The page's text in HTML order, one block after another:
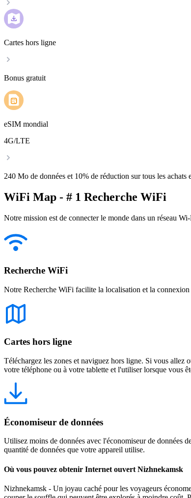
Cartes hors ligne
Bonus gratuit
eSIM mondial
4G/LTE
240 Mo de données et 10% de réduction sur tous les
WiFi Map - # 1 Recherche WiFi
Notre mission est de connecter le monde dans un réseau
Recherche WiFi
Notre Recherche WiFi facilite la localisation et la
Cartes hors ligne
Téléchargez les zones et naviguez hors ligne. Si vous allez
votre téléphone ou à votre tablette et l'utiliser lorsque vous
Économiseur de données
Utilisez moins de données avec l'économiseur de données
quantité de données que votre appareil utilise.
Où vous pouvez obtenir Internet ouvert Nizhnekamsk
Nizhnekamsk - Un joyau caché pour les voyageurs